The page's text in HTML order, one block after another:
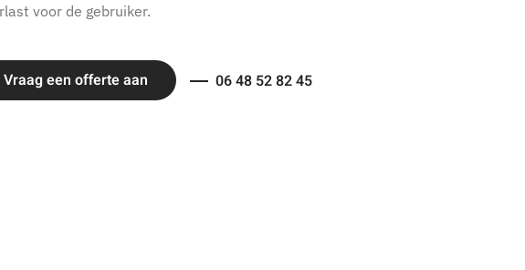
voor de gebruiker.
Vraag een offerte aan 06 48 52 82 45